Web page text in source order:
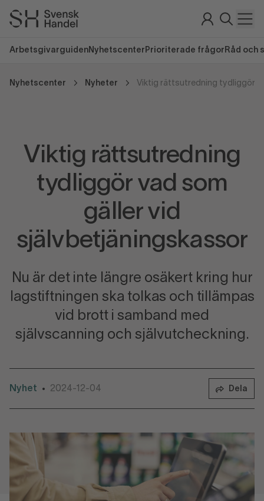
Arbetsgivarguiden Nyhetscenter Prioriterade frågor Råd och
Nyhetscenter Nyheter
Viktig rättsutredning
tydliggör vad som
gäller vid
självbetjäningskassor
Nu är det inte längre osäkert kring hur
lagstiftningen ska tolkas och tillämpas
vid brott i samband med
självscanning och självutcheckning.
Nyhet • 2024-12-04 Dela